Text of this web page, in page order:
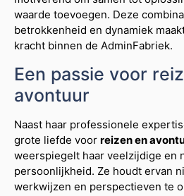
waarde toevoegen. Deze
betrokkenheid en dynamiek
kracht binnen de AdminFabriek.
Een passie voor
avontuur
Naast haar professionele
grote liefde voor reizen en
weerspiegelt haar veelzijdige en
persoonlijkheid. Ze houdt ervan
werkwijzen en perspectieven te